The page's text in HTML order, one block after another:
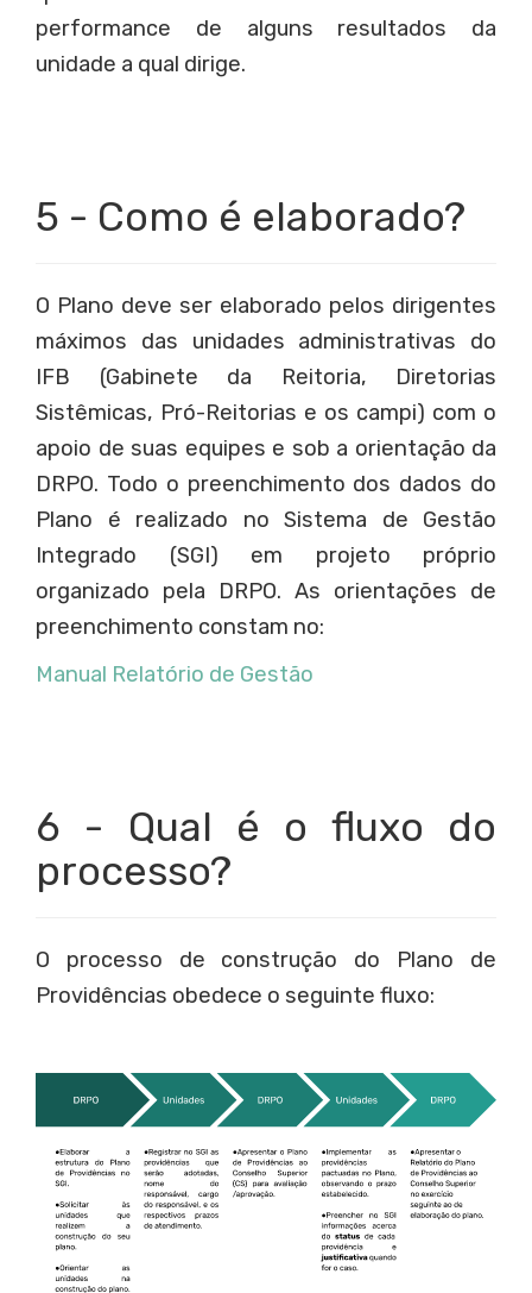
performance de alguns resultados da
unidade a qual dirige.
5 - Como é elaborado?
O Plano deve ser elaborado pelos dirigentes
máximos das unidades administrativas do
IFB (Gabinete da Reitoria, Diretorias
Sistêmicas, Pró-Reitorias e os campi) com o
apoio de suas equipes e sob a orientação da
DRPO. Todo o preenchimento dos dados do
Plano é realizado no Sistema de Gestão
Integrado (SGI) em projeto próprio
organizado pela DRPO. As orientações de
preenchimento constam no:
Manual Relatório de Gestão
6 - Qual é o fluxo do
processo?
O processo de construção do Plano de
Providências obedece o seguinte fluxo: